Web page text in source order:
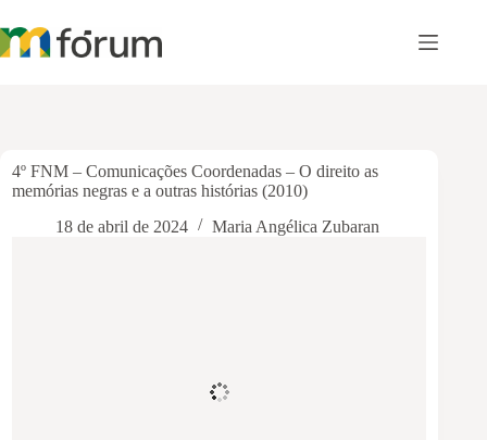
para
o
4º FNM – Comunicações Coordenadas – O direito as
memórias negras e a outras histórias (2010)
18 de abril de 2024
Maria Angélica Zubaran